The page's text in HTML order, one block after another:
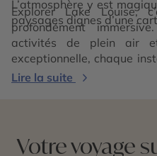
L’atmosphère y est
paysages dignes d’une
Explorer Lake Louise,
profondément
activités de plein air
exceptionnelle, chaque
des Rocheuses
Lire la suite
Votre voyage